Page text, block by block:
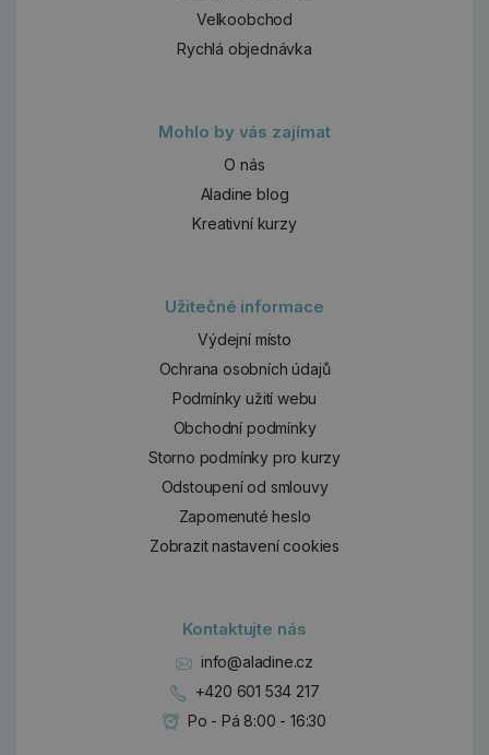
Velkoobchod
Rychlá objednávka
Mohlo by vás zajímat
O nás
Aladine blog
Kreativní kurzy
Užitečné informace
Výdejní místo
Ochrana osobních údajů
Podmínky užití webu
Obchodní podmínky
Storno podmínky pro kurzy
Odstoupení od smlouvy
Zapomenuté heslo
Zobrazit nastavení cookies
Kontaktujte nás
info@aladine.cz
+420 601 534 217
Po - Pá 8:00 - 16:30